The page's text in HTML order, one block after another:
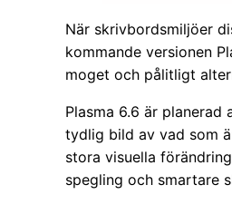
När skrivbordsmiljöer
kommande versionen
moget och pålitligt
Plasma 6.6 är planerad
tydlig bild av vad som
stora visuella
spegling och smartare